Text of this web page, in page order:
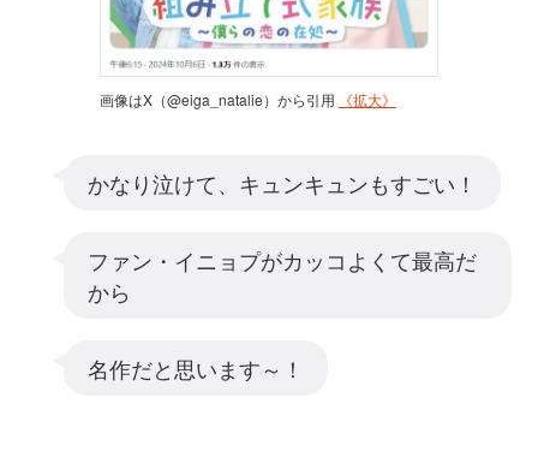
画像はX（@eiga_natalie）から引用 《拡大》
かなり泣けて、キュンキュンもすごい！
ファン・イニョプがカッコよくて最高だ
から
名作だと思います～！